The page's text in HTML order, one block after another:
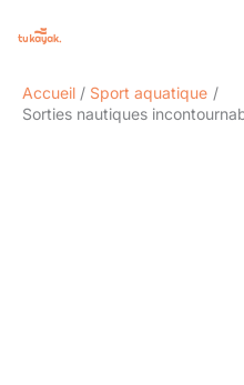
Accueil
Sport aquatique
Sorties nautiques